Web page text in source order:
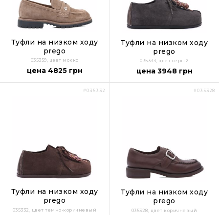
Туфли на низком ходу
prego
035359, цвет мокко
цена 4825 грн
Туфли на низком ходу
prego
035333, цвет серый
цена 3948 грн
#035332
Туфли на низком ходу
prego
035332, цвет темно-коричневый
#035328
Туфли на низком ходу
prego
035328, цвет коричневый